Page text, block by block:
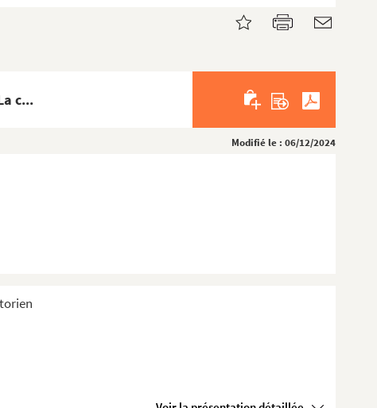
c...
Modifié le : 06/12/2024